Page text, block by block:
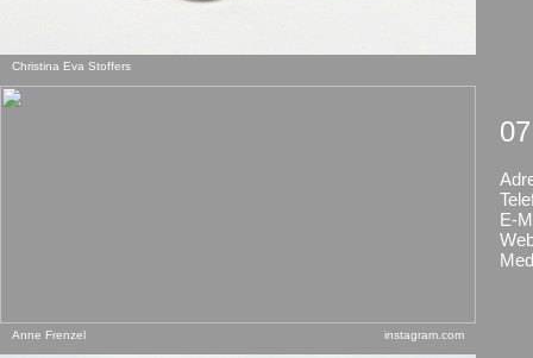
Christina Eva Stoffers
E-
Anne Frenzel instagram.com